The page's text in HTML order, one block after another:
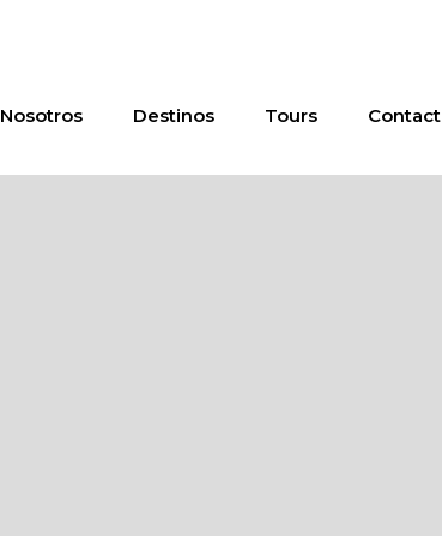
Nosotros Destinos Tours